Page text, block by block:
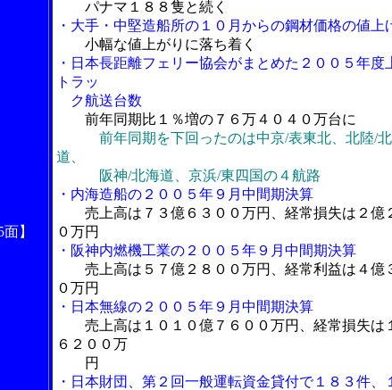
】
パナマ１８８隻と続く
・大手・中堅造船所の１０月からの鋼材価格の値上
小幅な値上がりに落ち着く
・日本長距離フェリー協会がまとめた２００５年度
トラッ
ク航送台数
前年同期比１％増の７６万４０４０万台に
前年同期を下回ったのは中京/表東北、北陸/
道、
阪神/北海道、京浜/東四国の４航路
・内海造船の２００５年９月中間期決算
売上高は７３億６３００万円、経常損失は２億
０万円
・阪神内燃機工業の２００５年９月中間期決算
売上高は５７億２８００万円、経常利益は４億
０万円
・日本無線の２００５年９月中間期決算
売上高は１０１０億７６００万円、経常損失は
６２００万
円
・日本財団、第２回一般運転資金貸付で１８３件、